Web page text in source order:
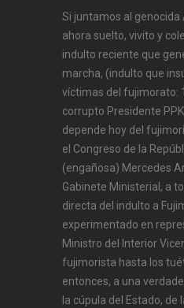
Si juntamos al genocida
ahora suelto, vivito y
indulto reciente que
marcha, (indulto que
víctimas del fujimorato:
corrupto Presidente
depende hoy del
el Congreso de la
(engañosa) Mercedes
Gabinete Ministerial, a
directa del indulto a
experimentado en
Ministro del Interior
fujimorista hasta los
entonces, a una
la cúpula del Estado, de